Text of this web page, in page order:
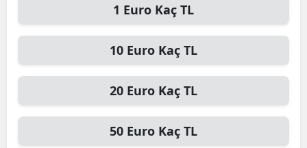
Eskişehir
Gaziantep
1 Euro Kaç TL
10 Euro Kaç TL
20 Euro Kaç TL
50 Euro Kaç TL